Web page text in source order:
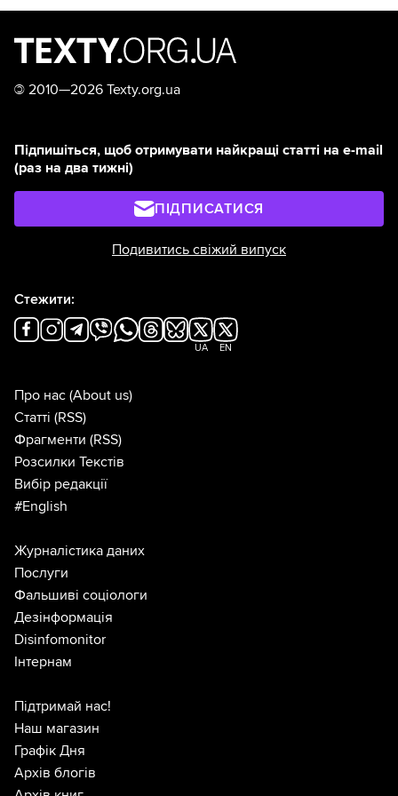
© 2010—2026 Texty.org.ua
Підпишіться, щоб отримувати найкращі статті на e-mail
(раз на два тижні)
ПІДПИСАТИСЯ
Подивитись свіжий випуск
Стежити:
UA EN
Про нас (About us)
Статті (RSS)
Фрагменти (RSS)
Розсилки Текстів
Вибір редакції
#English
Журналістика даних
Послуги
Фальшиві соціологи
Дезінформація
Disinfomonitor
Інтернам
Підтримай нас!
Наш магазин
Графік Дня
Архів блогів